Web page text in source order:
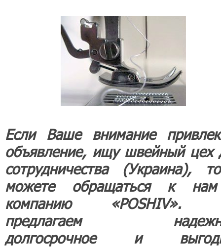
Если Ваше внимание
объявление, ищу швейный цех
сотрудничества (Украина),
можете обращаться к
компанию «POSHIV».
предлагаем
долгосрочное и